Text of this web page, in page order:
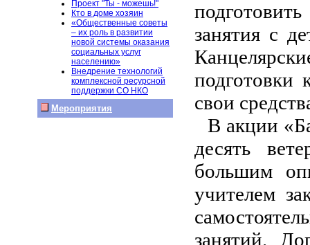
Проект "Ты - можешь!"
Кто в доме хозяин
«Общественные советы
– их роль в развитии
новой системы оказания
социальных услуг
населению»
Внедрение технологий
комплексной ресурсной
поддержки СО НКО
Мероприятия
занятия с
подготовки
свои
В акции
десять
большим
учителем
занятий.